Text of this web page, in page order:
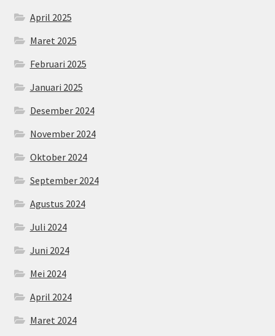
April 2025
Maret 2025
Februari 2025
Januari 2025
Desember 2024
November 2024
Oktober 2024
September 2024
Agustus 2024
Juli 2024
Juni 2024
Mei 2024
April 2024
Maret 2024